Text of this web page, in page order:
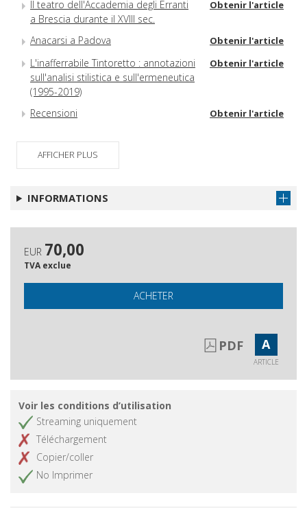
Il teatro dell'Accademia degli Erranti
a Brescia durante il XVIII sec.
Obtenir l'article
Anacarsi a Padova Obtenir l'article
L'inafferrabile Tintoretto : annotazioni
sull'analisi stilistica e sull'ermeneutica
(1995-2019)
Obtenir l'article
Recensioni Obtenir l'article
AFFICHER PLUS
INFORMATIONS
EUR 70,00
TVA exclue
ACHETER
PDF A
ARTICLE
Voir les conditions d’utilisation
Streaming uniquement
Téléchargement
Copier/coller
No Imprimer